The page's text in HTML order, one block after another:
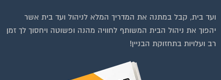
ועד בית, קבל במתנה את המדריך המלא לניהול ועד בית אשר
יהפוך את ניהול הבית המשותף לחוויה מהנה ופשוטה ויחסוך לך זמן
רב ועלויות בתחזוקת הבניין!